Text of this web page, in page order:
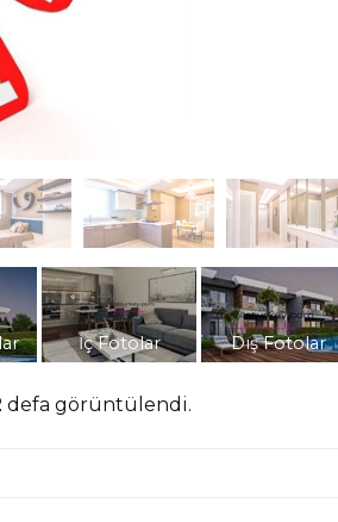
İç Fotolar Dış Fotolar
defa görüntülendi.